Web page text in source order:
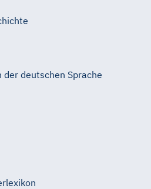
der deutschen Sprache